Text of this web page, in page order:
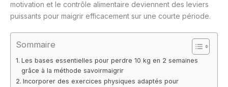
motivation et le contrôle alimentaire deviennent des leviers
puissants pour maigrir efficacement sur une courte période.
Sommaire
Les bases essentielles pour perdre 10 kg en 2 semaines
grâce à la méthode savoirmaigrir
Incorporer des exercices physiques adaptés pour